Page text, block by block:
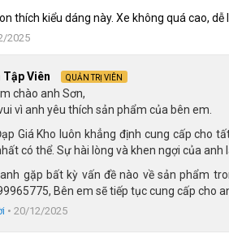
bền chắc
Dason 22 inch chính là khung hợp
mỹ, hạn chế bám bụi.
thích kiểu dáng này. Xe không quá cao, dễ
2025
Tập Viên QUẢN TRỊ VIÊN
chào anh Sơn,
vì anh yêu thích sản phẩm của bên em.
Giá Kho luôn khẳng định cung cấp cho
có thể. Sự hài lòng và khen ngợi của anh
anh gặp bất kỳ vấn đề nào về sản phẩm
Bên em sẽ tiếp tục cung cấp cho
• 20/12/2025